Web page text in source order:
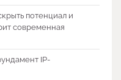
потенциал и
современная
IP-